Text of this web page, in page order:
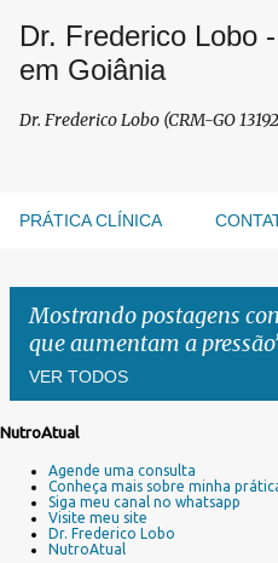
Pular para o
Dr. Frederico Lobo
em Goiânia
Dr. Frederico Lobo (CRM-GO 13192
PRÁTICA CLÍNICA
Mostrando postagens
que aumentam a pressão
VER TODOS
NutroAtual
Agende uma consulta
Conheça mais sobre minha
Siga meu canal no whatsapp
Visite meu site
Dr. Frederico Lobo
NutroAtual